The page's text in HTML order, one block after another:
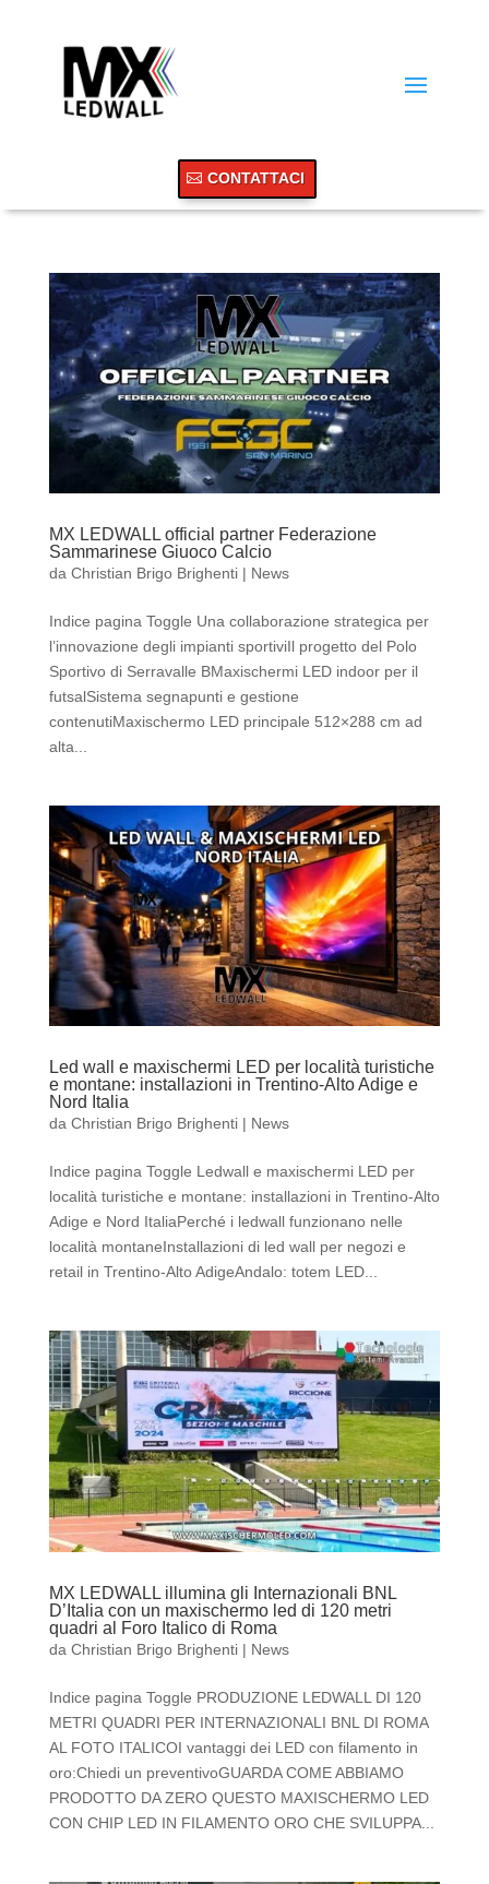
CONTATTACI
MX LEDWALL official partner Federazione
Sammarinese Giuoco Calcio
da Christian Brigo Brighenti| News
Indice pagina Toggle Una collaborazione strategica per
l’innovazione degli impianti sportiviIl progetto del Polo
Sportivo di Serravalle BMaxischermi LED indoor per il
futsalSistema segnapunti e gestione
contenutiMaxischermo LED principale 512×288 cm ad
alta...
Led wall e maxischermi LED per località turistiche
e montane: installazioni in Trentino-Alto Adige e
Nord Italia
da Christian Brigo Brighenti| News
Indice pagina Toggle Ledwall e maxischermi LED per
località turistiche e montane: installazioni in Trentino-Alto
Adige e Nord ItaliaPerché i ledwall funzionano nelle
località montaneInstallazioni di led wall per negozi e
retail in Trentino-Alto AdigeAndalo: totem LED...
MX LEDWALL illumina gli Internazionali BNL
D’Italia con un maxischermo led di 120 metri
quadri al Foro Italico di Roma
da Christian Brigo Brighenti| News
Indice pagina Toggle PRODUZIONE LEDWALL DI 120
METRI QUADRI PER INTERNAZIONALI BNL DI ROMA
AL FOTO ITALICOI vantaggi dei LED con filamento in
oro:Chiedi un preventivoGUARDA COME ABBIAMO
PRODOTTO DA ZERO QUESTO MAXISCHERMO LED
CON CHIP LED IN FILAMENTO ORO CHE SVILUPPA...